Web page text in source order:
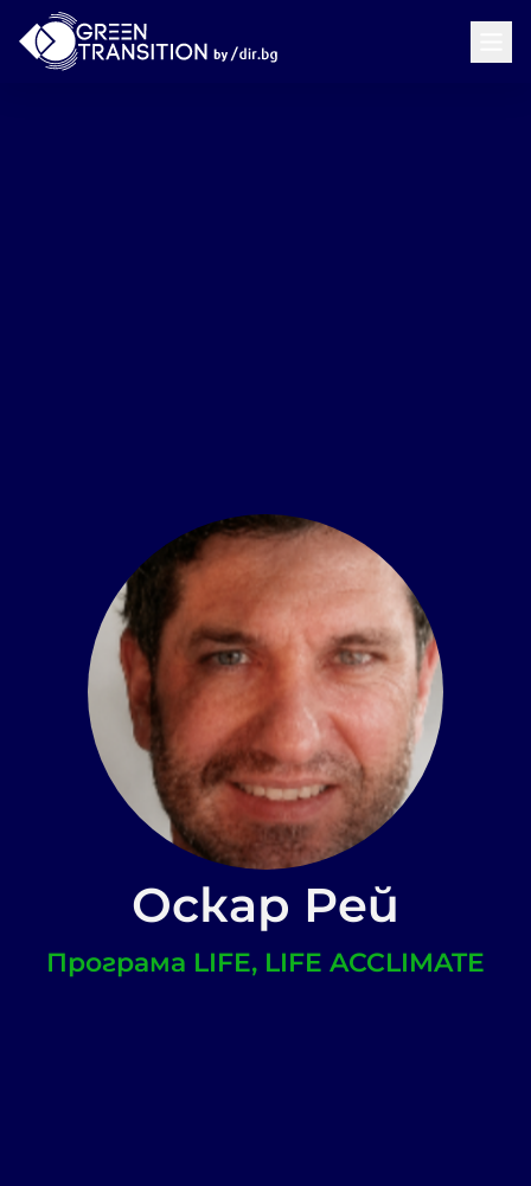
Оскар Рей
Програма LIFE, LIFE ACCLIMATE